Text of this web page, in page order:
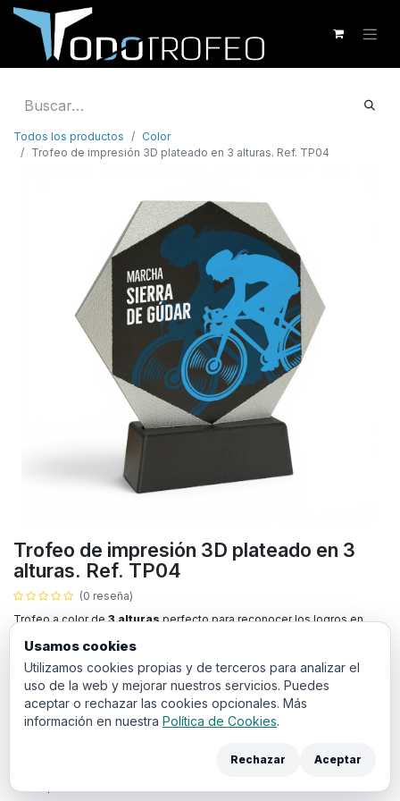
Todos los productos
Color
Trofeo de impresión 3D plateado en 3 alturas. Ref. TP04
Trofeo de impresión 3D plateado en 3
alturas. Ref. TP04
(0 reseña)
Trofeo a color de3 alturasperfecto para reconocer los logros en
Todos los productos con impresión a color llevan un sobre
coste de puesta en máquinade 20€. El cual debe añadir a la
cesta en la siguiente pantalla de compra.
Texto personalizado:
Usamos cookies
Utilizamos cookies propias y de terceros para analizar el
uso de la web y mejorar nuestros servicios. Puedes
aceptar o rechazar las cookies opcionales. Más
información en nuestra Política de Cookies.
Rechazar Aceptar